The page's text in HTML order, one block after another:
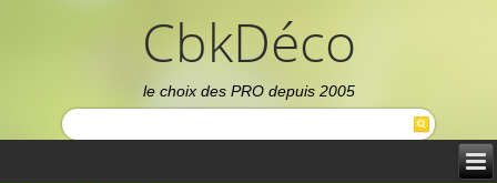
CbkDéco
le choix des PRO depuis 2005